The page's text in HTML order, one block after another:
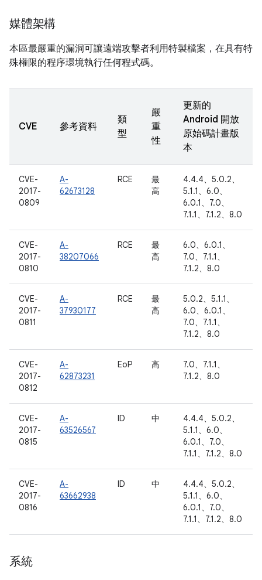
媒體架構
本區最嚴重的漏洞可讓遠端攻擊者利用特製檔案，在具有特
殊權限的程序環境執行任何程式碼。
CVE 參考資料
類
型
嚴
重
性
更新的
Android 開放
原始碼計畫版
本
CVE-
2017-
0809
A-
62673128
RCE
最
高
4.4.4、5.0.2、
5.1.1、6.0、
6.0.1、7.0、
7.1.1、7.1.2、8.0
CVE-
2017-
0810
A-
38207066
RCE
最
高
6.0、6.0.1、
7.0、7.1.1、
7.1.2、8.0
CVE-
2017-
0811
A-
37930177
RCE
最
高
5.0.2、5.1.1、
6.0、6.0.1、
7.0、7.1.1、
7.1.2、8.0
CVE-
2017-
0812
A-
62873231
EoP 高
7.0、7.1.1、
7.1.2、8.0
CVE-
2017-
0815
A-
63526567
ID 中
4.4.4、5.0.2、
5.1.1、6.0、
6.0.1、7.0、
7.1.1、7.1.2、8.0
CVE-
2017-
0816
A-
63662938
ID 中
4.4.4、5.0.2、
5.1.1、6.0、
6.0.1、7.0、
7.1.1、7.1.2、8.0
系統